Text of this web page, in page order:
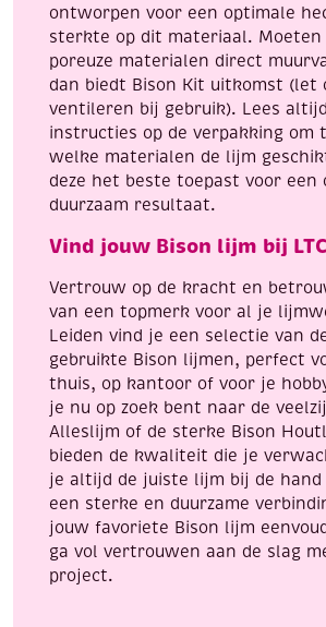
ontworpen voor een optimale
sterkte op dit materiaal.
poreuze materialen direct
dan biedt Bison Kit uitkomst (let
ventileren bij gebruik). Lees
instructies op de verpakking om
welke materialen de lijm
deze het beste toepast voor een
duurzaam resultaat.
Vind jouw Bison lijm bij
Vertrouw op de kracht en
van een topmerk voor al je
Leiden vind je een selectie van
gebruikte Bison lijmen, perfect
thuis, op kantoor of voor je
je nu op zoek bent naar de
Alleslijm of de sterke Bison
bieden de kwaliteit die je
je altijd de juiste lijm bij de hand
een sterke en duurzame
jouw favoriete Bison lijm
ga vol vertrouwen aan de slag
project.